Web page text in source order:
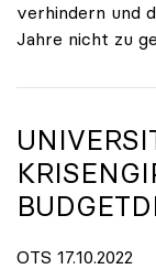
verhindern und
Jahre nicht zu
OTS 17.10.2022